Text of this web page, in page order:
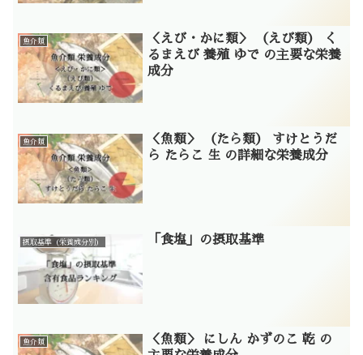
魚介類
＜えび・かに類＞ （えび類） く
るまえび 養殖 ゆで の主要な栄養
成分
魚介類
＜魚類＞ （たら類） すけとうだ
ら たらこ 生 の詳細な栄養成分
摂取基準（栄養成分別） 「食塩」の摂取基準
魚介類
＜魚類＞ にしん かずのこ 乾 の